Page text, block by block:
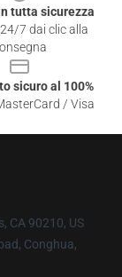
tutta sicurezza
7 dai clic alla
sicuro al 100%
/ Visa
CA 90210, US
Conghua,